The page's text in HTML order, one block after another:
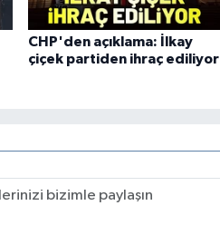
CHP'den açıklama: İlkay
çiçek partiden ihraç ediliyor